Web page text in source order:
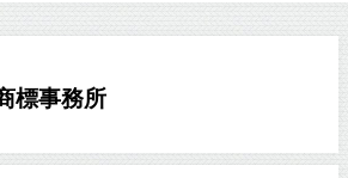
標事務所